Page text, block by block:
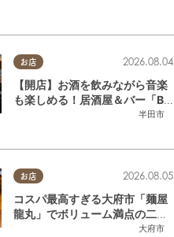
お店
半田市
2026.08.04
【開店】お酒を飲みながら音楽
も楽しめる！居酒屋＆バー「BL
OOMY（ブルーミー）」が7/3
お店
大府市
2026.08.05
コスパ最高すぎる大府市「麺屋
龍丸」でボリューム満点の二郎
系ラーメンを堪能してきた